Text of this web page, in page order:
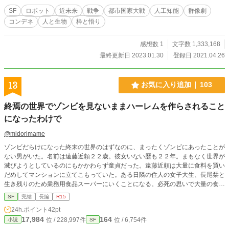
SF ロボット 近未来 戦争 都市国家大戦 人工知能
群像劇
コンデネ
人と生物 枠と悟り
感想数 1
文字数 1,333,168
最終更新日 2023.01.30
登録日 2021.04.26
13 お気に入り追加 103
終焉の世界でゾンビを見ないままハーレムを作らされること
になったわけで
@midorimame
ゾンビだらけになった終末の世界のはずなのに、まったくゾンビにあったことが
ない男がいた。名前は遠藤近頼２２歳。彼女いない歴も２２年。まもなく世界が
滅びようとしているのにもかかわらず童貞だった。遠藤近頼は大量に食料を買い
だめしてマンションに立てこもっていた。ある日隣の住人の女子大生、長尾栞と
生き残りのため業務用食品スーパーにいくことになる。必死の思いで大量の食品
を入手するが床には血が！終焉の世界だというのにまったくゾンビに会わない男
の意外な結末とは？彼と彼をとりまく女たちのホラーファンタジーラブコメ。ア
ルファポリス版
SF 完結 長編 R15
24h.ポイント 42pt
小説 17,984 位 / 228,997件 SF 164 位 / 6,754件